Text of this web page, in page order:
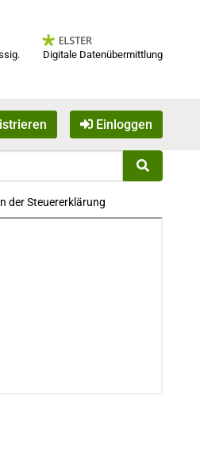
Digitale Datenübermittlung
Einloggen
der Steuererklärung